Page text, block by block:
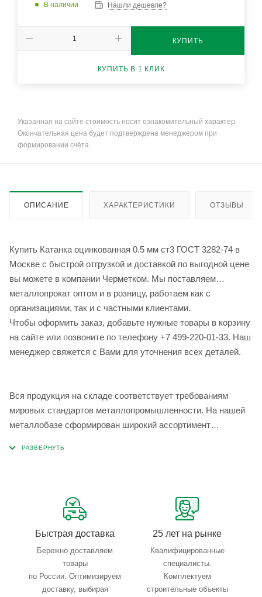
В наличии Нашли дешевле?
КУПИТЬ
КУПИТЬ В 1 КЛИК
Указанная на сайте стоимость носит ознакомительный характер.
Окончательная цена будет подтверждена менеджером при
формировании счёта.
ОПИСАНИЕ ХАРАКТЕРИСТИКИ ОТЗЫВЫ
Купить Катанка оцинкованная 0.5 мм ст3 ГОСТ 3282-74 в
Москве с быстрой отгрузкой и доставкой по выгодной цене
вы можете в компании Черметком. Мы поставляем
металлопрокат оптом и в розницу, работаем как с
организациями, так и с частными клиентами.
Чтобы оформить заказ, добавьте нужные товары в корзину
на сайте или позвоните по телефону +7 499-220-01-33. Наш
менеджер свяжется с Вами для уточнения всех деталей.
Вся продукция на складе соответствует требованиям
мировых стандартов металлопромышленности. На нашей
металлобазе сформирован широкий ассортимент
Быстрая доставка
Бережно доставляем
товары
по России. Оптимизируем
доставку, выбирая
25 лет на рынке
Квалифицированные
специалисты.
Комплектуем
строительные объекты